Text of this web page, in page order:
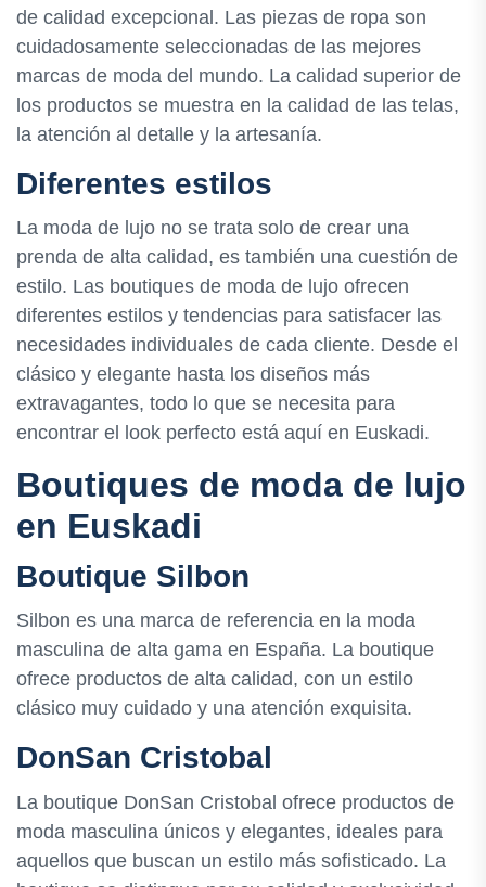
de calidad excepcional. Las piezas de ropa son
cuidadosamente seleccionadas de las mejores
marcas de moda del mundo. La calidad superior de
los productos se muestra en la calidad de las telas,
la atención al detalle y la artesanía.
Diferentes estilos
La moda de lujo no se trata solo de crear una
prenda de alta calidad, es también una cuestión de
estilo. Las boutiques de moda de lujo ofrecen
diferentes estilos y tendencias para satisfacer las
necesidades individuales de cada cliente. Desde el
clásico y elegante hasta los diseños más
extravagantes, todo lo que se necesita para
encontrar el look perfecto está aquí en Euskadi.
Boutiques de moda de lujo
en Euskadi
Boutique Silbon
Silbon es una marca de referencia en la moda
masculina de alta gama en España. La boutique
ofrece productos de alta calidad, con un estilo
clásico muy cuidado y una atención exquisita.
DonSan Cristobal
La boutique DonSan Cristobal ofrece productos de
moda masculina únicos y elegantes, ideales para
aquellos que buscan un estilo más sofisticado. La